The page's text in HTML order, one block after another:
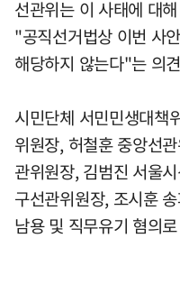
선관위는 이 사태에 대
"공직선거법상 이번 사
해당하지 않는다"는 의
시민단체 서민민생대책
위원장, 허철훈 중앙선
관위원장, 김범진 서울
구선관위원장, 조시훈
남용 및 직무유기 혐의